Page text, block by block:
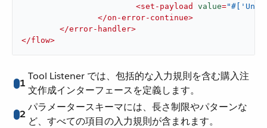
<set-payload value=
</on-error-continue>
</error-handler>
</flow>
1
Tool Listener では、包括的な入力規則を含む購入注
文作成インターフェースを定義します。
2
パラメータースキーマには、長さ制限やパターンな
ど、すべての項目の入力規則が含まれます。